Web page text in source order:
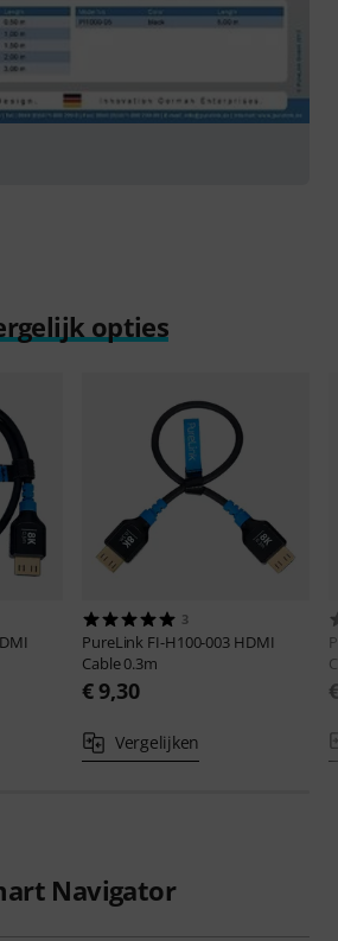
opties
3
PureLink FI-H100-003 HDMI
Cable 0.3m
€ 9,30
Vergelijken
Navigator